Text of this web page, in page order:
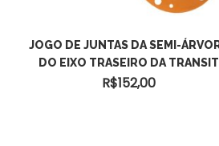
JOGO DE JUNTAS DA SEMI-
DO EIXO TRASEIRO DA TRANSIT
R$152,00